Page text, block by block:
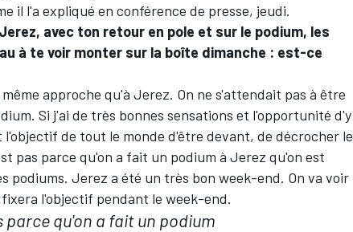
il l'a expliqué en conférence de presse, jeudi.
avec ton retour en pole et sur le podium, les
à te voir monter sur la boîte dimanche : est-ce
approche qu'à Jerez. On ne s'attendait pas à être
Si j'ai de très bonnes sensations et l'opportunité d'y
de tout le monde d'être devant, de décrocher le
pas parce qu'on a fait un podium à Jerez qu'on est
podiums. Jerez a été un très bon week-end. On va voir
l'objectif pendant le week-end.
parce qu'on a fait un podium